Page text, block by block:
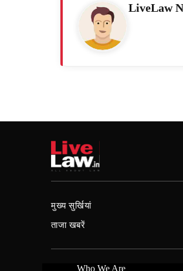
LiveLaw
मुख्य सुर्खियां
ताजा खबरें
Who We Are